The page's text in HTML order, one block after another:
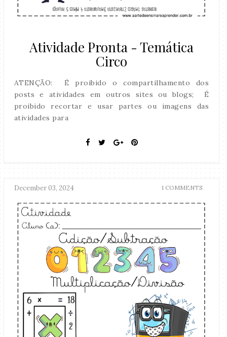
Atividade Pronta - Temática
Circo
ATENÇÃO: É proibido o compartilhamento dos
posts e atividades em outros sites ou blogs; É
proibido recortar e usar partes ou imagens das
atividades para
December 03, 2024 1 COMMENTS